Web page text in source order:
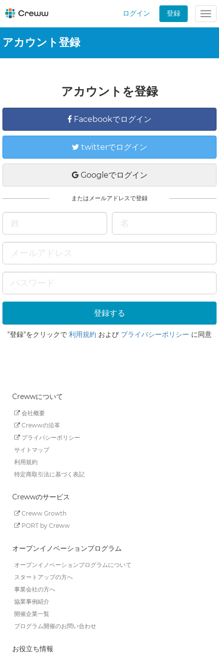
ログイン 登録
アカウント登録
アカウントを登録
Facebookでログイン
twitterでログイン
Googleでログイン
またはメールアドレスで登録
"登録"をクリックで 利用規約 および プライバシーポリシー に同意
Crewwについて
会社概要
Crewwの沿革
プライバシーポリシー
サイトマップ
利用規約
特定商取引法に基づく表記
Crewwのサービス
Creww Growth
PORT by Creww
オープンイノベーションプログラム
オープンイノベーションプログラムについて
スタートアップの方へ
事業会社の方へ
協業事例紹介
開催企業一覧
プログラム開催のお問い合わせ
お役立ち情報